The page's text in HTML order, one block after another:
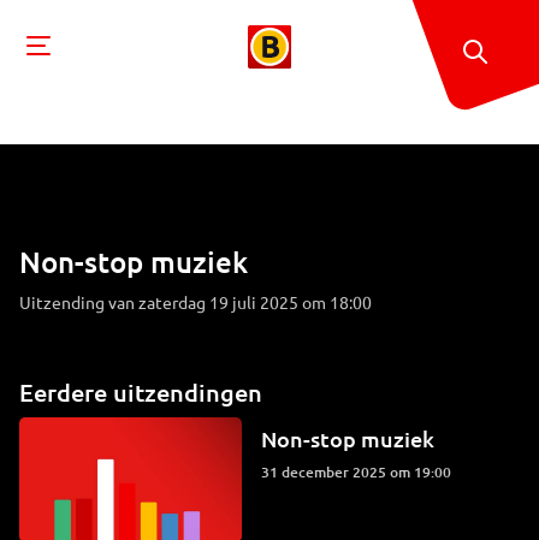
Non-stop muziek
Uitzending van zaterdag 19 juli 2025 om 18:00
Eerdere uitzendingen
Non-stop muziek
31 december 2025 om 19:00